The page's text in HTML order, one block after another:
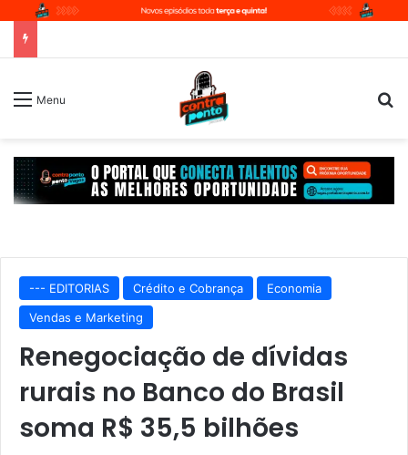
Menu
--- EDITORIAS Crédito e Cobrança
Economia
Vendas e Marketing
Renegociação de dívidas
rurais no Banco do Brasil
soma R$ 35,5 bilhões